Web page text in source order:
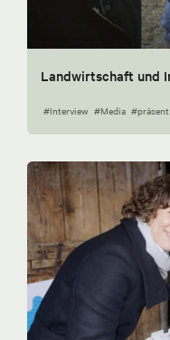
Landwirtschaft und
#Interview #Media #präsent